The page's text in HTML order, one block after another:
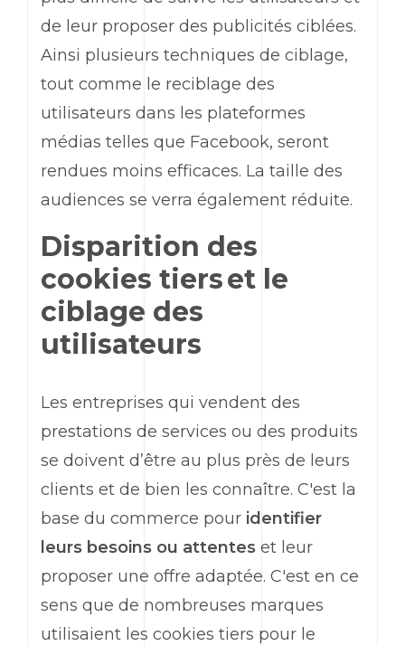
de leur proposer des publicités ciblées.
Ainsi plusieurs techniques de ciblage,
tout comme le reciblage des
utilisateurs dans les plateformes
médias telles que Facebook, seront
rendues moins efficaces. La taille des
audiences se verra également réduite.
Disparition des
cookies tiers et le
ciblage des
utilisateurs
Les entreprises qui vendent des
prestations de services ou des produits
se doivent d’être au plus près de leurs
clients et de bien les connaître. C'est la
base du commerce pour identifier
leurs besoins ou attentes et leur
proposer une offre adaptée. C'est en ce
sens que de nombreuses marques
utilisaient les cookies tiers pour le